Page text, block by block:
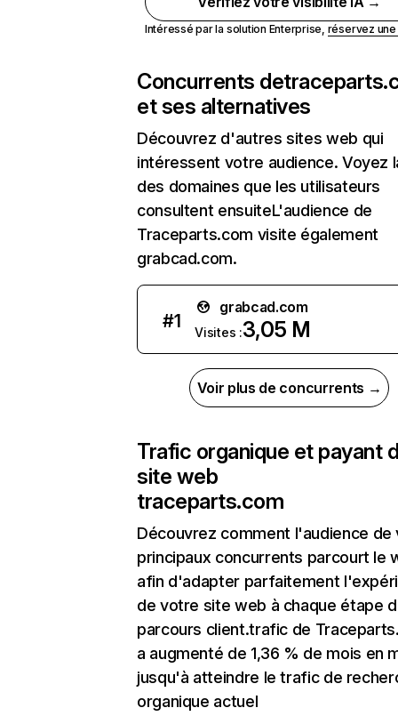
Intéressé par la solution Enterprise, réservez
Concurrents de
et ses alternatives
Découvrez d'autres sites web qui
intéressent votre audience. Voyez
des domaines que les utilisateurs
consultent ensuiteL'audience de
Traceparts.com visite également
grabcad.com.
#1
grabcad.com
Visites :3,05 M
Voir plus de concurrents →
Trafic organique et payant
site web
traceparts.com
Découvrez comment l'audience de
principaux concurrents parcourt le
afin d'adapter parfaitement
de votre site web à chaque étape
parcours client.trafic de
a augmenté de 1,36 % de mois en
jusqu'à atteindre le trafic de
organique actuel